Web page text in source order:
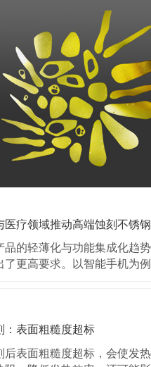
医疗领域推动高端蚀刻不锈
品的轻薄化与功能集成化趋
了更高要求。以智能手机为
外，可穿戴设备对金属外壳的
艺与PVD镀膜、阳极氧化等表
：表面粗糙度超标
后表面粗糙度超标，会使发